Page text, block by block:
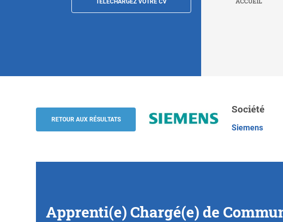
TÉLÉCHARGEZ VOTRE CV
Siemens
RETOUR AUX RÉSULTATS
Société
Siemens
Apprenti(e) Chargé(e) de